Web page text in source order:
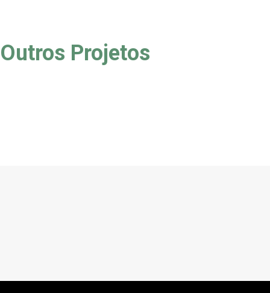
Outros Projetos